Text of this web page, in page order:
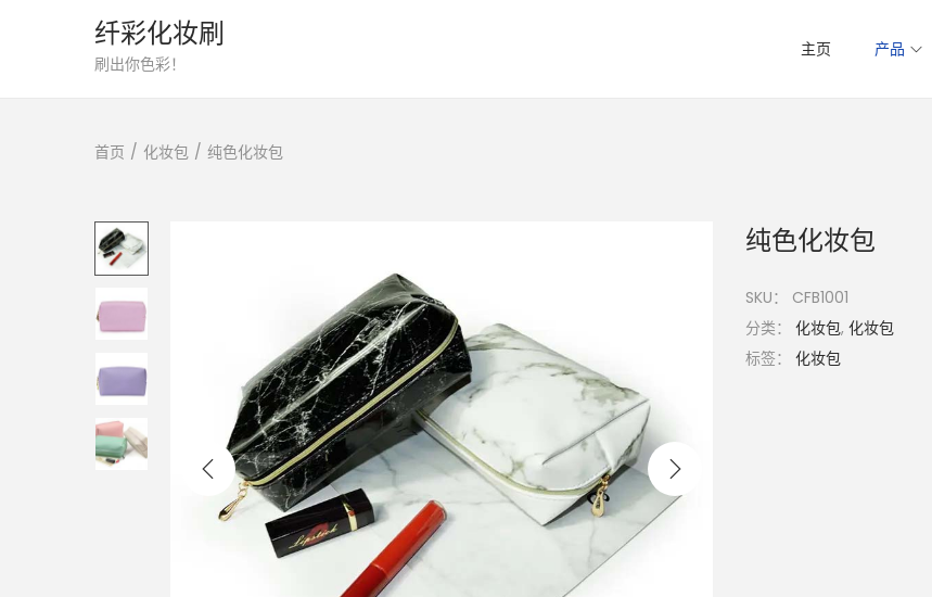
转
航
跳
容
纤彩化妆刷
刷出你色彩！
主页 产品
首页 / 化妆包 / 纯色化妆包
纯色化妆包
SKU： CFB1001
分类： 化妆包, 化妆包
标签： 化妆包